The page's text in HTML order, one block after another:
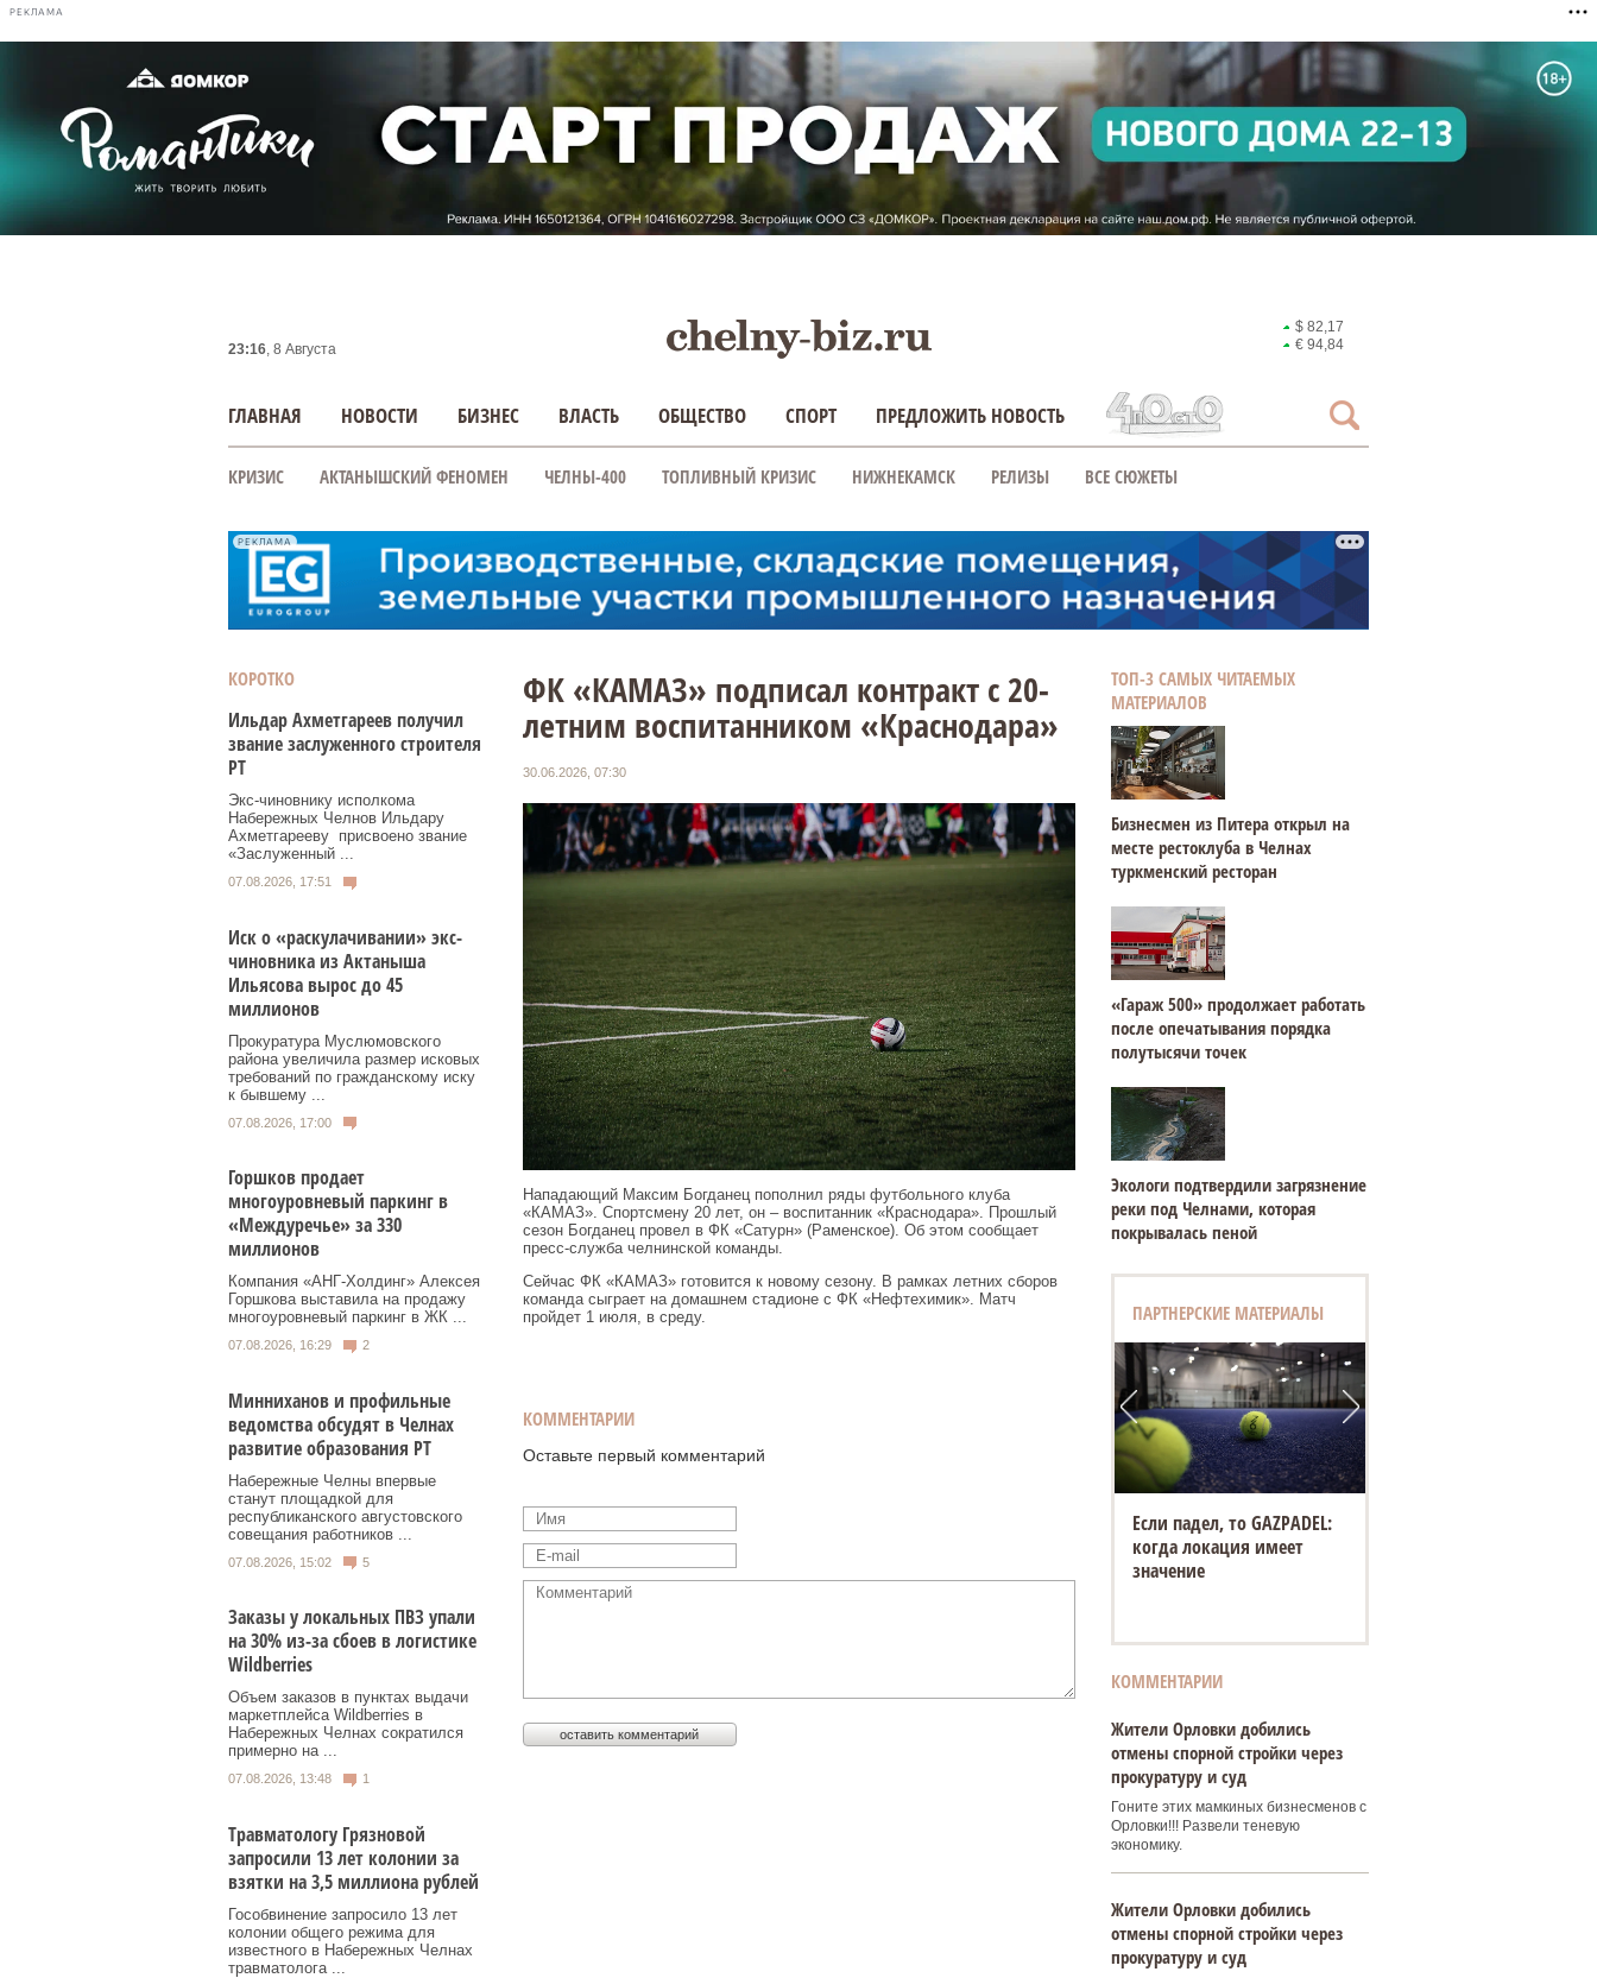
РЕКЛАМА
23:16, 8 Августа
$ 82,17
€ 94,84
ГЛАВНАЯ НОВОСТИ БИЗНЕС ВЛАСТЬ ОБЩЕСТВО СПОРТ ПРЕДЛОЖИТЬ НОВОСТЬ
КРИЗИС АКТАНЫШСКИЙ ФЕНОМЕН ЧЕЛНЫ-400 ТОПЛИВНЫЙ КРИЗИС НИЖНЕКАМСК РЕЛИЗЫ ВСЕ СЮЖЕТЫ
РЕКЛАМА
КОРОТКО
Ильдар Ахметгареев получил
звание заслуженного строителя
РТ
Экс‑чиновнику исполкома
Набережных Челнов Ильдару
Ахметгарееву присвоено звание
«Заслуженный ...
07.08.2026, 17:51
Иск о «раскулачивании» экс-
чиновника из Актаныша
Ильясова вырос до 45
миллионов
Прокуратура Муслюмовского
района увеличила размер исковых
требований по гражданскому иску
к бывшему ...
07.08.2026, 17:00
Горшков продает
многоуровневый паркинг в
«Междуречье» за 330
миллионов
Компания «АНГ-Холдинг» Алексея
Горшкова выставила на продажу
многоуровневый паркинг в ЖК ...
07.08.2026, 16:29 2
Минниханов и профильные
ведомства обсудят в Челнах
развитие образования РТ
Набережные Челны впервые
станут площадкой для
республиканского августовского
совещания работников ...
07.08.2026, 15:02 5
Заказы у локальных ПВЗ упали
на 30% из-за сбоев в логистике
Wildberries
Объем заказов в пунктах выдачи
маркетплейса Wildberries в
Набережных Челнах сократился
примерно на ...
07.08.2026, 13:48 1
Травматологу Грязновой
запросили 13 лет колонии за
взятки на 3,5 миллиона рублей
Гособвинение запросило 13 лет
колонии общего режима для
известного в Набережных Челнах
травматолога ...
ФК «КАМАЗ» подписал контракт с 20-
летним воспитанником «Краснодара»
30.06.2026, 07:30
Нападающий Максим Богданец пополнил ряды футбольного клуба
«КАМАЗ». Спортсмену 20 лет, он – воспитанник «Краснодара». Прошлый
сезон Богданец провел в ФК «Сатурн» (Раменское). Об этом сообщает
пресс-служба челнинской команды.
Сейчас ФК «КАМАЗ» готовится к новому сезону. В рамках летних сборов
команда сыграет на домашнем стадионе с ФК «Нефтехимик». Матч
пройдет 1 июля, в среду.
КОММЕНТАРИИ
Оставьте первый комментарий
ТОП-3 САМЫХ ЧИТАЕМЫХ
МАТЕРИАЛОВ
Бизнесмен из Питера открыл на
месте рестоклуба в Челнах
туркменский ресторан
«Гараж 500» продолжает работать
после опечатывания порядка
полутысячи точек
Экологи подтвердили загрязнение
реки под Челнами, которая
покрывалась пеной
ПАРТНЕРСКИЕ МАТЕРИАЛЫ
Если падел, то GAZPADEL:
когда локация имеет
значение
КОММЕНТАРИИ
Жители Орловки добились
отмены спорной стройки через
прокуратуру и суд
Гоните этих мамкиных бизнесменов с
Орловки!!! Развели теневую
экономику.
Жители Орловки добились
отмены спорной стройки через
прокуратуру и суд